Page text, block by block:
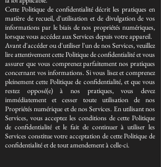
Cette Politique de confidentialité décrit les pratiques en
matière de recueil, d'utilisation et de divulgation de vos
informations par le biais de nos propriétés numériques,
lorsque vous accédez aux Services depuis votre appareil.
Avant d'accéder ou d'utiliser l'un de nos Services, veuillez
lire attentivement cette Politique de confidentialité et vous
assurer que vous comprenez parfaitement nos pratiques
concernant vos informations. Si vous lisez et comprenez
pleinement cette Politique de confidentialité, et que vous
restez opposé(e) à nos pratiques, vous devez
immédiatement et cesser toute utilisation de nos
Propriétés numérique et de nos Services. En utilisant nos
Services, vous acceptez les conditions de cette Politique
de confidentialité et le fait de continuer à utiliser les
Services constitue votre acceptation de cette Politique de
confidentialité et de tout amendement à celle-ci.